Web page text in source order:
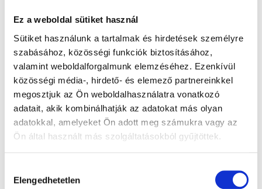
Ez a weboldal sütiket használ
Sütiket használunk a tartalmak és hirdetések személyre
szabásához, közösségi funkciók biztosításához,
valamint weboldalforgalmunk elemzéséhez. Ezenkívül
közösségi média-, hirdető- és elemező partnereinkkel
megosztjuk az Ön weboldalhasználatra vonatkozó
adatait, akik kombinálhatják az adatokat más olyan
adatokkal, amelyeket Ön adott meg számukra vagy az
Ön által használt más szolgáltatásokból gyűjtöttek.
kiválasztása
Elengedhetetlen
Tudták, mikor mi következik.
Tudták, mikor van óvoda, mikor jön a szünet, mikor
van különóra vagy születésnap.
A gyerekeim számára a naptár nem csak egy papír
volt a falon, hanem egy eszköz a biztonsághoz és az
önállósághoz.
holnapot, akkor sokkal magabiztosabban működik a